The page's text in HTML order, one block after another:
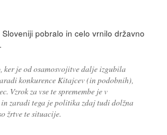
pobralo in celo vrnilo državno
ker je od osamosvojitve dalje izgubila
konkurence Kitajcev (in podobnih),
Vzrok za vse te spremembe je v
zaradi tega je politika zdaj tudi dolžna
žrtve te situacije.